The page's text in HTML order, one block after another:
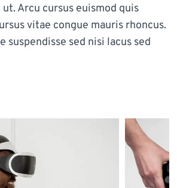
Arcu cursus euismod quis
vitae congue mauris rhoncus.
suspendisse sed nisi lacus sed